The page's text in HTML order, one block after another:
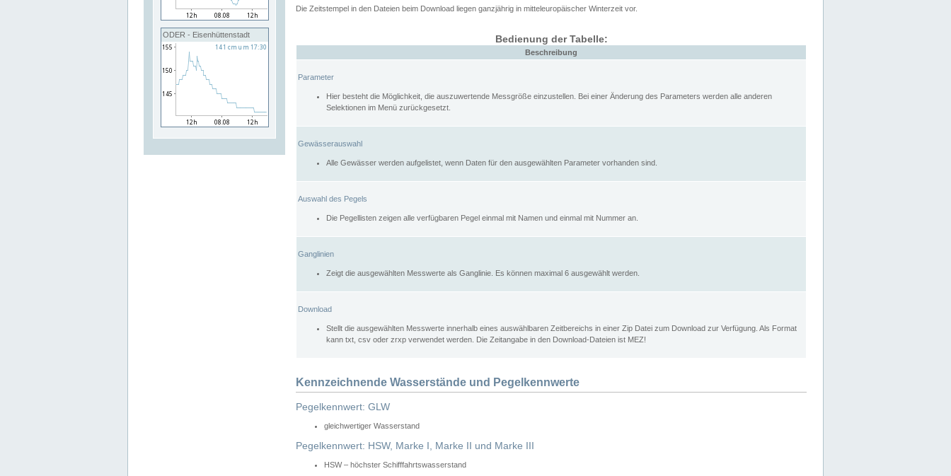
ODER - Eisenhüttenstadt
Die Zeitstempel in den Dateien beim Download liegen ganzjährig in mitteleuropäischer Winterzeit vor.
Bedienung der Tabelle:
Beschreibung
Parameter
Hier besteht die Möglichkeit, die auszuwertende Messgröße einzustellen. Bei einer Änderung des Parameters werden alle anderen
Selektionen im Menü zurückgesetzt.
Gewässerauswahl
Alle Gewässer werden aufgelistet, wenn Daten für den ausgewählten Parameter vorhanden sind.
Auswahl des Pegels
Die Pegellisten zeigen alle verfügbaren Pegel einmal mit Namen und einmal mit Nummer an.
Ganglinien
Zeigt die ausgewählten Messwerte als Ganglinie. Es können maximal 6 ausgewählt werden.
Download
Stellt die ausgewählten Messwerte innerhalb eines auswählbaren Zeitbereichs in einer Zip Datei zum Download zur Verfügung. Als Format
kann txt, csv oder zrxp verwendet werden. Die Zeitangabe in den Download-Dateien ist MEZ!
Kennzeichnende Wasserstände und Pegelkennwerte
Pegelkennwert: GLW
gleichwertiger Wasserstand
Pegelkennwert: HSW, Marke I, Marke II und Marke III
HSW – höchster Schifffahrtswasserstand